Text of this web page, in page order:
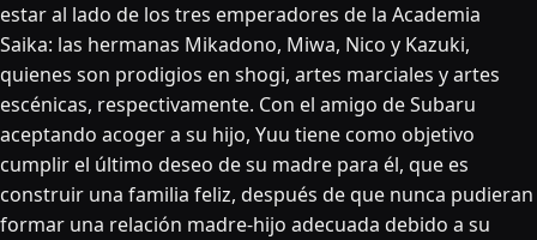
estar al lado de los tres emperadores de la Academia
Saika: las hermanas Mikadono, Miwa, Nico y Kazuki,
quienes son prodigios en shogi, artes marciales y artes
escénicas, respectivamente. Con el amigo de Subaru
aceptando acoger a su hijo, Yuu tiene como objetivo
cumplir el último deseo de su madre para él, que es
construir una familia feliz, después de que nunca pudieran
formar una relación madre-hijo adecuada debido a su